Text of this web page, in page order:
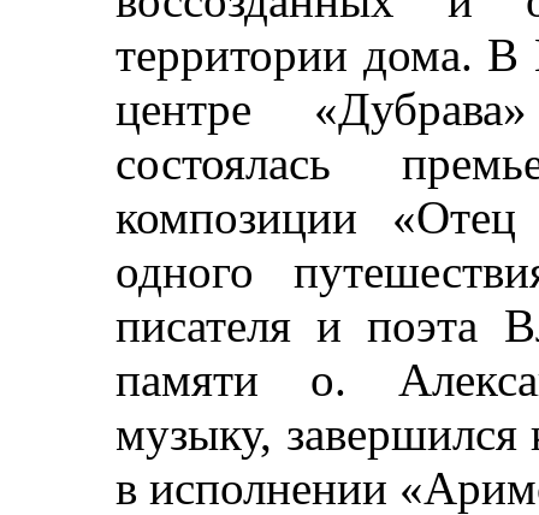
территории дома. В
центре
состоялась
композиции
одного
писателя и поэта
памяти о.
музыку, завершился
в исполнении